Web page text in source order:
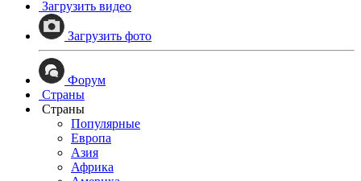
Загрузить видео
Загрузить фото
Форум
Страны
Страны
Популярные
Европа
Азия
Африка